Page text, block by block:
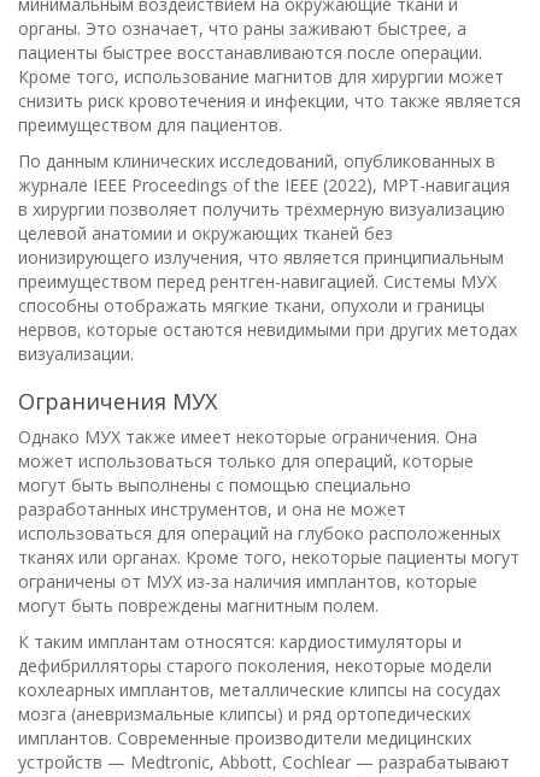
органы. Это означает, что раны заживают быстрее, а
пациенты быстрее восстанавливаются после операции.
Кроме того, использование магнитов для хирургии может
снизить риск кровотечения и инфекции, что также является
преимуществом для пациентов.
По данным клинических исследований, опубликованных в
журнале IEEE Proceedings of the IEEE (2022), МРТ-навигация
в хирургии позволяет получить трёхмерную визуализацию
целевой анатомии и окружающих тканей без
ионизирующего излучения, что является принципиальным
преимуществом перед рентген-навигацией. Системы МУХ
способны отображать мягкие ткани, опухоли и границы
нервов, которые остаются невидимыми при других методах
визуализации.
Ограничения МУХ
Однако МУХ также имеет некоторые ограничения. Она
может использоваться только для операций, которые
могут быть выполнены с помощью специально
разработанных инструментов, и она не может
использоваться для операций на глубоко расположенных
тканях или органах. Кроме того, некоторые пациенты могут
ограничены от МУХ из-за наличия имплантов, которые
могут быть повреждены магнитным полем.
К таким имплантам относятся: кардиостимуляторы и
дефибрилляторы старого поколения, некоторые модели
кохлеарных имплантов, металлические клипсы на сосудах
мозга (аневризмальные клипсы) и ряд ортопедических
имплантов. Современные производители медицинских
устройств — Medtronic, Abbott, Cochlear — разрабатывают